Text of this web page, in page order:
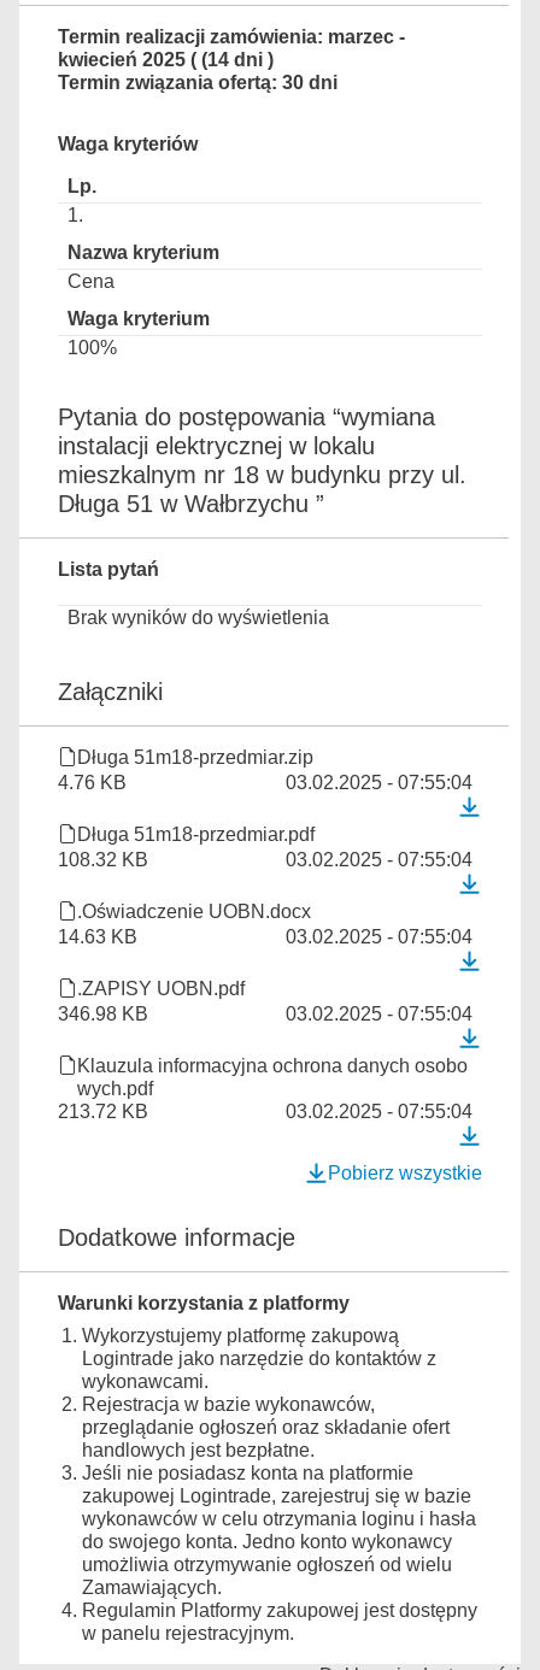
Termin realizacji zamówienia: marzec -
kwiecień 2025 ( (14 dni )
Termin związania ofertą: 30 dni
Waga kryteriów
1.
Cena
100%
Pytania do postępowania “wymiana
instalacji elektrycznej w lokalu
mieszkalnym nr 18 w budynku przy ul.
Długa 51 w Wałbrzychu ”
Lista pytań
Brak wyników do wyświetlenia
Załączniki
Długa 51m18-przedmiar.zip
4.76 KB
03.02.2025 - 07:55:04
Długa 51m18-przedmiar.pdf
108.32 KB
03.02.2025 - 07:55:04
.Oświadczenie UOBN.docx
14.63 KB
03.02.2025 - 07:55:04
.ZAPISY UOBN.pdf
346.98 KB
03.02.2025 - 07:55:04
Klauzula informacyjna ochrona danych osobo
wych.pdf
213.72 KB
03.02.2025 - 07:55:04
Pobierz wszystkie
Dodatkowe informacje
Warunki korzystania z platformy
Wykorzystujemy platformę zakupową
Logintrade jako narzędzie do kontaktów z
wykonawcami.
Rejestracja w bazie wykonawców,
przeglądanie ogłoszeń oraz składanie ofert
handlowych jest bezpłatne.
Jeśli nie posiadasz konta na platformie
zakupowej Logintrade, zarejestruj się w bazie
wykonawców w celu otrzymania loginu i hasła
do swojego konta. Jedno konto wykonawcy
umożliwia otrzymywanie ogłoszeń od wielu
Zamawiających.
Regulamin Platformy zakupowej jest dostępny
w panelu rejestracyjnym.